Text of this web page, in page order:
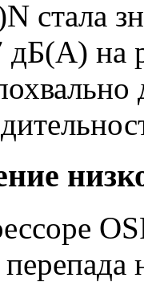
стала
дБ(А) на